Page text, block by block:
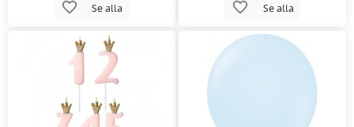
Se alla Se alla